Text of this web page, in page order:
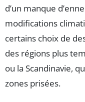
d’un manque
modifications
certains choix de
des régions plus
ou la Scandinavie,
zones prisées.